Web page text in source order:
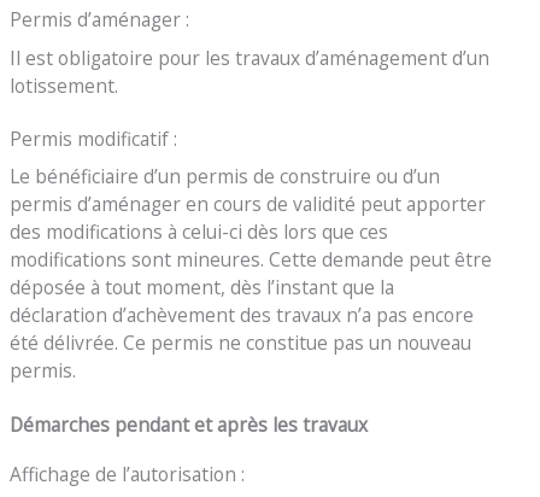
Permis d’aménager :
Il est obligatoire pour les travaux d’aménagement d’un
lotissement.
Permis modificatif :
Le bénéficiaire d’un permis de construire ou d’un
permis d’aménager en cours de validité peut apporter
des modifications à celui-ci dès lors que ces
modifications sont mineures. Cette demande peut être
déposée à tout moment, dès l’instant que la
déclaration d’achèvement des travaux n’a pas encore
été délivrée. Ce permis ne constitue pas un nouveau
permis.
Démarches pendant et après les travaux
Affichage de l’autorisation :